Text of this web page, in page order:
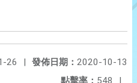
發佈日期： 2020-10-13
26
|
點擊率： 548 |